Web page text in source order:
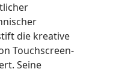
die kreative
Touchscreen-
Seine